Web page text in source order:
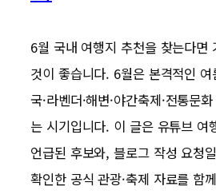
6월 국내 여행지 추천을 찾는다면
것이 좋습니다. 6월은 본격적인
국·라벤더·해변·야간축제·전통문
는 시기입니다. 이 글은 유튜브 여
언급된 후보와, 블로그 작성 요청
확인한 공식 관광·축제 자료를 함